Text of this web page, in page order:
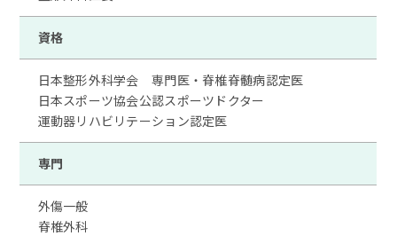
資格
日本整形外科学会 専門医・脊椎脊髄病認定医
日本スポーツ協会公認スポーツドクター
運動器リハビリテーション認定医
専門
外傷一般
脊椎外科